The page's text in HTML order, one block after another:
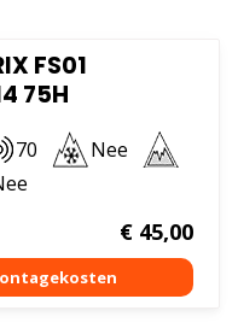
FS01
75H
70
Nee
€45,00